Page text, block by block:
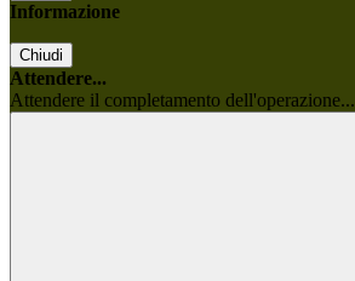
Informazione
Chiudi
Attendere...
Attendere il completamento dell'operazione...